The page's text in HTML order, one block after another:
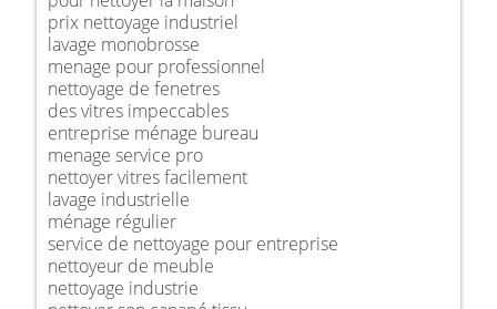
prix nettoyage industriel
lavage monobrosse
menage pour professionnel
nettoyage de fenetres
des vitres impeccables
entreprise ménage bureau
menage service pro
nettoyer vitres facilement
lavage industrielle
ménage régulier
service de nettoyage pour entreprise
nettoyeur de meuble
nettoyage industrie